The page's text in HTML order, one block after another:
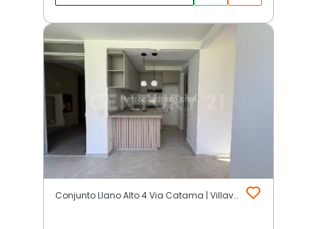
Conjunto Llano Alto 4 Via Catama | Villavicencio